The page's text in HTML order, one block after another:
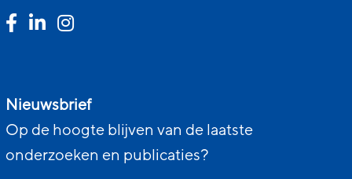
Nieuwsbrief
Op de hoogte blijven van de laatste
onderzoeken en publicaties?